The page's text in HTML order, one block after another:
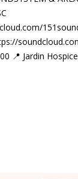
📍 Jardin Hospice